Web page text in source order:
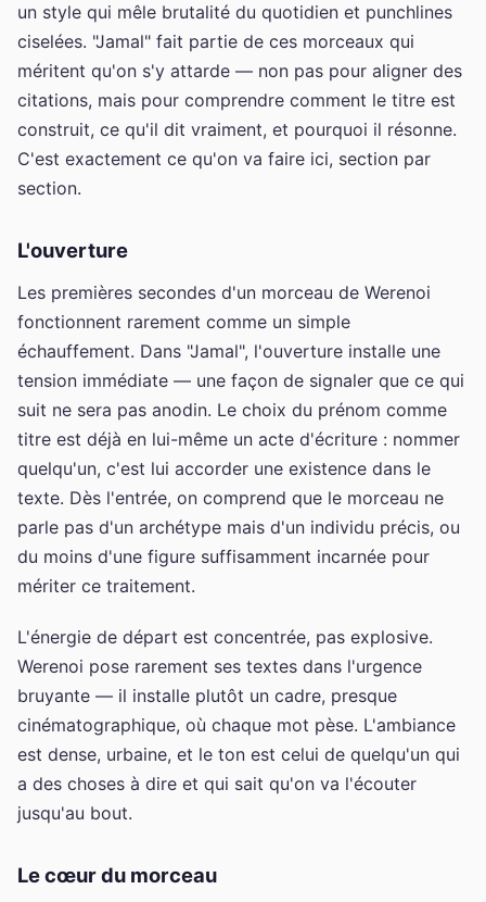
un style qui mêle brutalité du quotidien et punchlines
ciselées. "Jamal" fait partie de ces morceaux qui
méritent qu'on s'y attarde — non pas pour aligner des
citations, mais pour comprendre comment le titre est
construit, ce qu'il dit vraiment, et pourquoi il résonne.
C'est exactement ce qu'on va faire ici, section par
section.
L'ouverture
Les premières secondes d'un morceau de Werenoi
fonctionnent rarement comme un simple
échauffement. Dans "Jamal", l'ouverture installe une
tension immédiate — une façon de signaler que ce qui
suit ne sera pas anodin. Le choix du prénom comme
titre est déjà en lui-même un acte d'écriture : nommer
quelqu'un, c'est lui accorder une existence dans le
texte. Dès l'entrée, on comprend que le morceau ne
parle pas d'un archétype mais d'un individu précis, ou
du moins d'une figure suffisamment incarnée pour
mériter ce traitement.
L'énergie de départ est concentrée, pas explosive.
Werenoi pose rarement ses textes dans l'urgence
bruyante — il installe plutôt un cadre, presque
cinématographique, où chaque mot pèse. L'ambiance
est dense, urbaine, et le ton est celui de quelqu'un qui
a des choses à dire et qui sait qu'on va l'écouter
jusqu'au bout.
Le cœur du morceau